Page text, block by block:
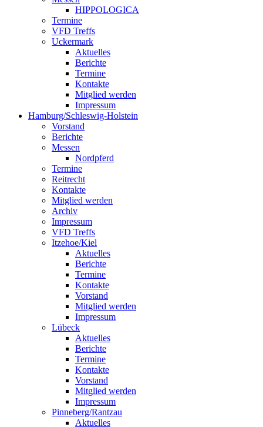
HIPPOLOGICA
Termine
VFD Treffs
Uckermark
Aktuelles
Berichte
Termine
Kontakte
Mitglied werden
Impressum
Hamburg/Schleswig-Holstein
Vorstand
Berichte
Messen
Nordpferd
Termine
Reitrecht
Kontakte
Mitglied werden
Archiv
Impressum
VFD Treffs
Itzehoe/Kiel
Aktuelles
Berichte
Termine
Kontakte
Vorstand
Mitglied werden
Impressum
Lübeck
Aktuelles
Berichte
Termine
Kontakte
Vorstand
Mitglied werden
Impressum
Pinneberg/Rantzau
Aktuelles